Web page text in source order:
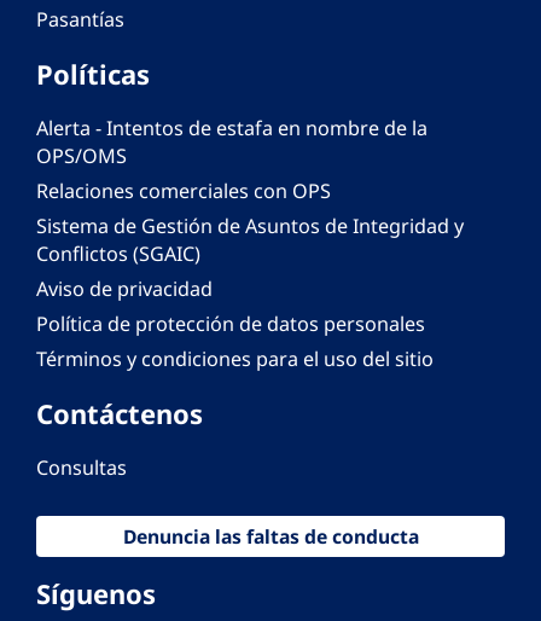
Pasantías
Políticas
Alerta - Intentos de estafa en nombre de la
OPS/OMS
Relaciones comerciales con OPS
Sistema de Gestión de Asuntos de Integridad y
Conflictos (SGAIC)
Aviso de privacidad
Política de protección de datos personales
Términos y condiciones para el uso del sitio
Contáctenos
Consultas
Denuncia las faltas de conducta
Síguenos